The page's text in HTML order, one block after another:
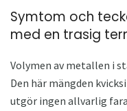
Symtom och
med en trasig
Volymen av metallen i
Den här mängden
utgör ingen allvarlig